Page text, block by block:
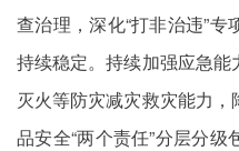
查治理，深化“打非治违”
持续稳定。持续加强应急
灭火等防灾减灾救灾能力
品安全“两个责任”分层分